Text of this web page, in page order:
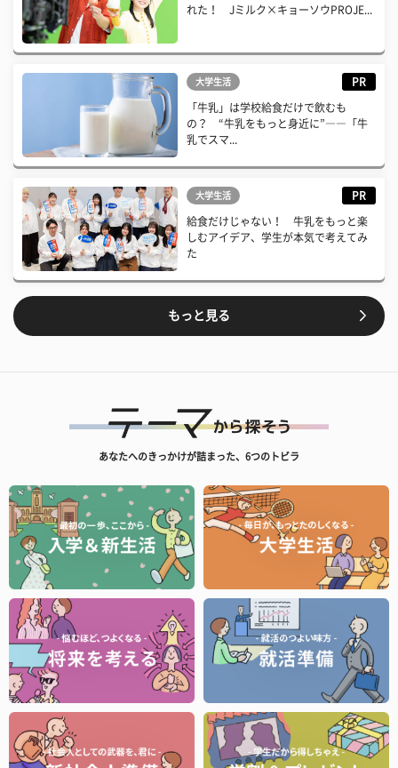
れた！ Jミルク×キョーソウPROJE...
大学生活 PR
「牛乳」は学校給食だけで飲むも
の？ “牛乳をもっと身近に”――「牛
乳でスマ...
大学生活 PR
給食だけじゃない！ 牛乳をもっと楽
しむアイデア、学生が本気で考えてみ
た
もっと見る
あなたへのきっかけが詰まった、6つのトビラ